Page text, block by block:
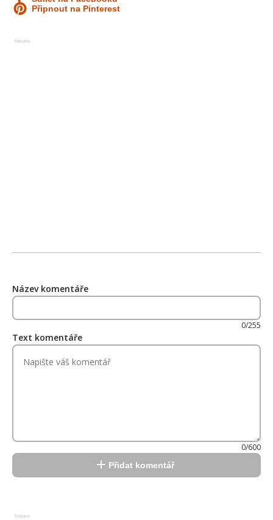
Připnout na Pinterest
Reklama
Název komentáře
0/255
Text komentáře
0/600
Přidat komentář
Reklama